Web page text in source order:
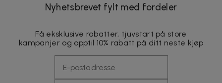
Nyhetsbrevet fylt med fordeler
Få eksklusive rabatter, tjuvstart på store
kampanjer og opptil 10% rabatt på ditt neste kjøp